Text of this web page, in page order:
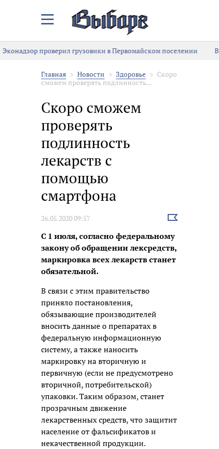
Закрыть/
меню
Эконадзор проверил грузовики в Первомайском поселении
Главная Новости Здоровье
Скоро
сможем проверять подлинность...
Скоро сможем
проверять
подлинность
лекарств с
помощью
смартфона
26.05.2020 09:57
Выбрать
С 1 июля, согласно федеральному
закону об обращении лексредств,
маркировка всех лекарств станет
обязательной.
В связи с этим правительство
приняло постановления,
обязывающие производителей
вносить данные о препаратах в
федеральную информационную
систему, а также наносить
маркировку на вторичную и
первичную (если не предусмотрено
вторичной, потребительской)
упаковки. Таким образом, станет
прозрачным движение
лекарственных средств, что защитит
население от фальсификатов и
некачественной продукции.